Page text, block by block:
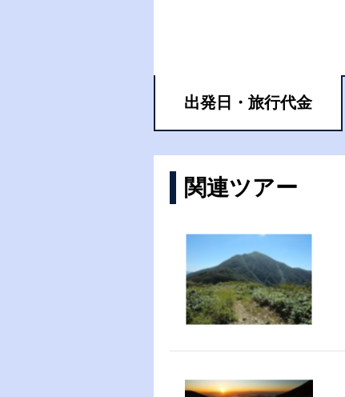
出発日・ 旅行代金
関連ツアー